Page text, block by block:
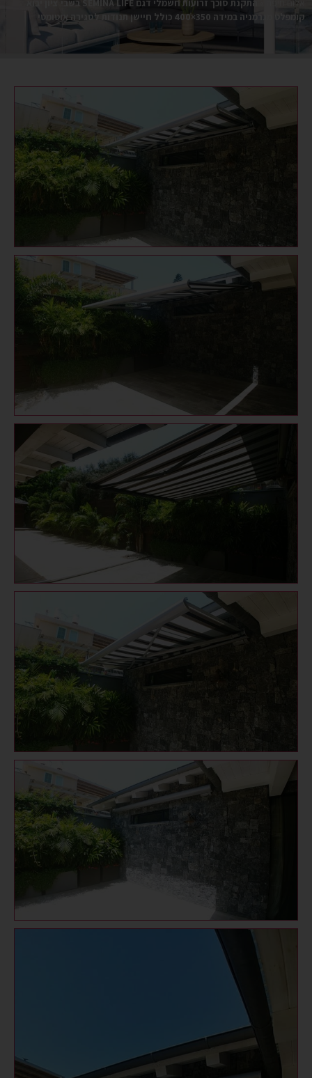
אלום חיפה
התקנת סוכך זרועות חשמלי דגם SEMINA LIFE בשבי ציון יבוא
קומפלט מגרמניה במידה 350×400 כולל חיישן תנודות לסגירה אוטומטי